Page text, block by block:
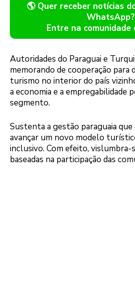
🌎 Quer receber notícias
WhatsApp?
Entre na comunidade
Autoridades do Paraguai e
memorando de cooperação para
turismo no interior do país
a economia e a empregabilidade
segmento.
Sustenta a gestão paraguaia
avançar um novo modelo
inclusivo. Com efeito, vislumbra-
baseadas na participação das